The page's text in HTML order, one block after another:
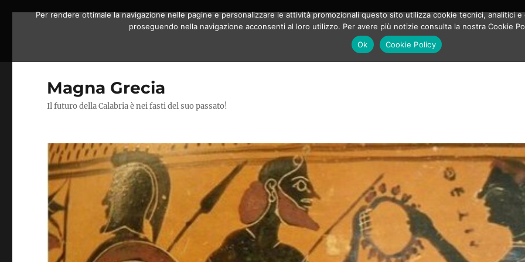
Magna Grecia
Il futuro della Calabria è nei fasti del suo passato!
Per rendere ottimale la navigazione nelle pagine e personalizzare le attività promozionali questo sito utilizza cookie tecnici, analitici
proseguendo nella navigazione acconsenti al loro utilizzo. Per avere più notizie consulta la nostra Cookie
Ok
Cookie Policy